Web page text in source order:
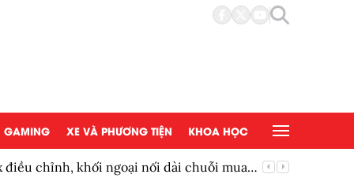
GAMING XE VÀ PHƯƠNG TIỆN KHOA HỌC
chỉnh, khối ngoại nối dài chuỗi mua